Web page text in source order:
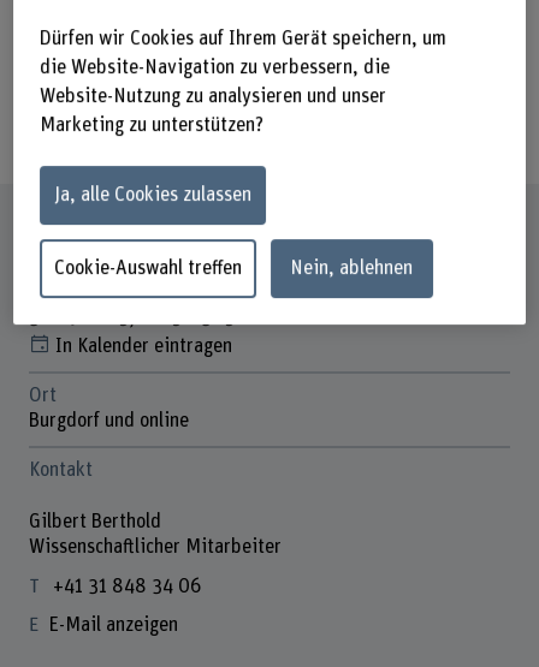
30.09.2025, 12.15–13.15 Uhr –
Burgdorf und online
Steckbrief
Startdatum
In Kalender eintragen
Ort
Burgdorf und online
Kontakt
Gilbert Berthold
Wissenschaftlicher Mitarbeiter
+41 31 848 34 06
E-Mail anzeigen
Dürfen wir Cookies auf Ihrem Gerät speichern, um
die Website-Navigation zu verbessern, die
Website-Nutzung zu analysieren und unser
Marketing zu unterstützen?
Ja, alle Cookies zulassen
Cookie-Auswahl treffen Nein, ablehnen